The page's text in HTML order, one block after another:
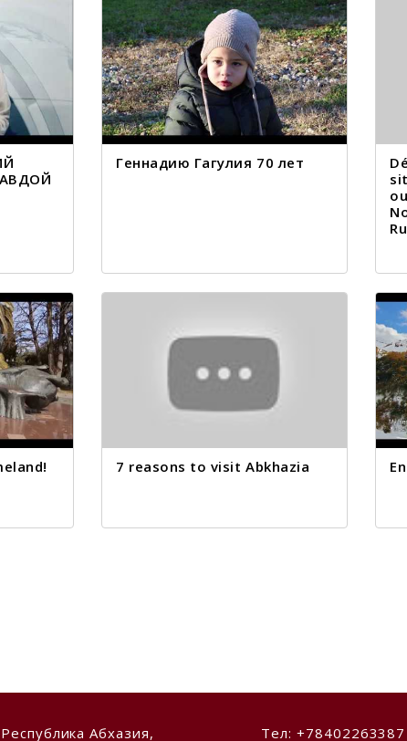
Геннадию Гагулия 70 лет
7 reasons to visit Abkhazia
Республика Абхазия, Тел: +78402263387